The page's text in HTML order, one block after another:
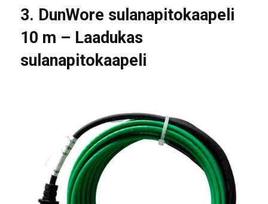
3. DunWore sulanapitokaapeli
10 m – Laadukas
sulanapitokaapeli